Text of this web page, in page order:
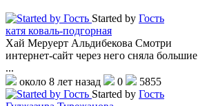
Started by Гость
катя коваль-подгорная
Хай Меруерт Альдибекова Смотри
интернет-сайт через него сняла большие
...
около 8 лет назад
0
5855
Started by Гость